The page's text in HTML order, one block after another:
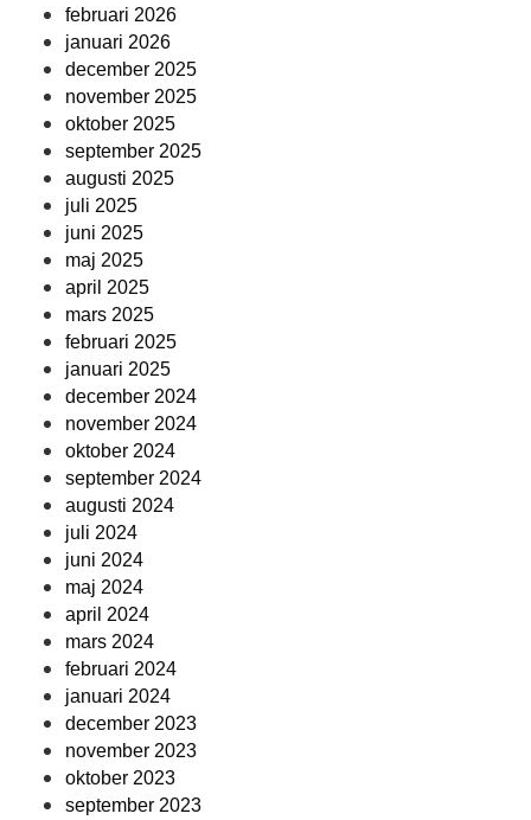
februari 2026
januari 2026
december 2025
november 2025
oktober 2025
september 2025
augusti 2025
juli 2025
juni 2025
maj 2025
april 2025
mars 2025
februari 2025
januari 2025
december 2024
november 2024
oktober 2024
september 2024
augusti 2024
juli 2024
juni 2024
maj 2024
april 2024
mars 2024
februari 2024
januari 2024
december 2023
november 2023
oktober 2023
september 2023